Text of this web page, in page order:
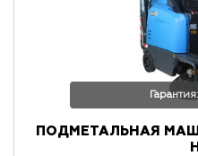
ПОДМЕТАЛЬНАЯ